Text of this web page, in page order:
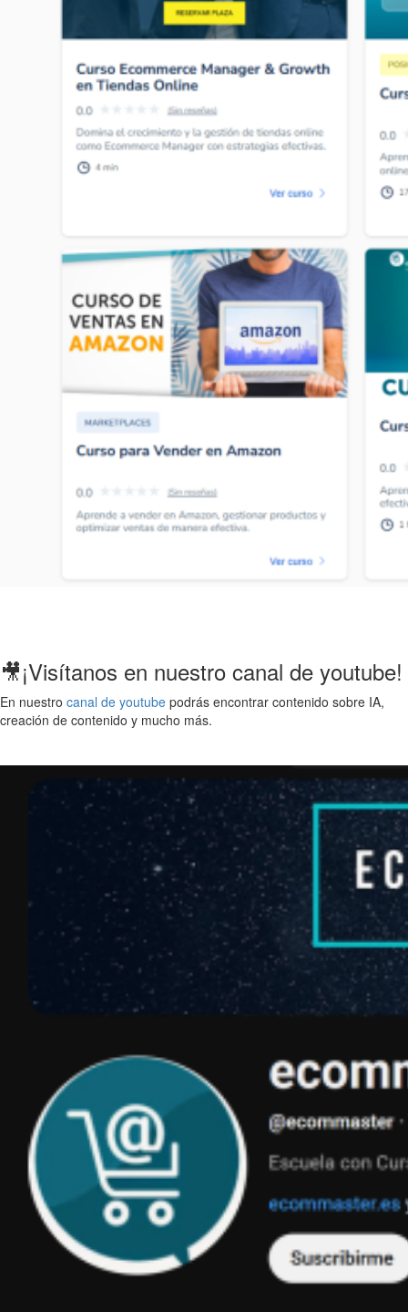
🎥¡Visítanos en nuestro canal de youtube!
En nuestro canal de youtube podrás encontrar contenido sobre IA,
creación de contenido y mucho más.